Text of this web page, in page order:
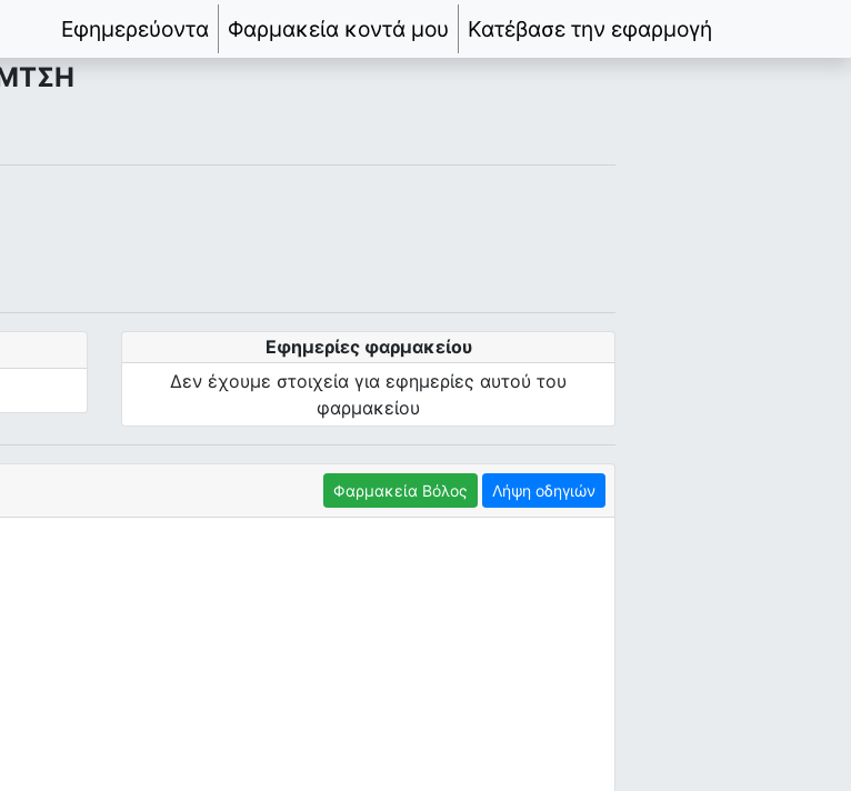
Εφημερεύοντα Φαρμακεία κοντά μου Κατέβασε την εφαρμογή
Εφημερίες φαρμακείου
Δεν έχουμε στοιχεία για εφημερίες αυτού του
φαρμακείου
Φαρμακεία Βόλος Λήψη οδηγιών